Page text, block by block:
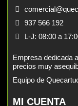
937 566 192
L-J: 08:00 a
Empresa dedicada
precios muy
Equipo de
MI CUENTA